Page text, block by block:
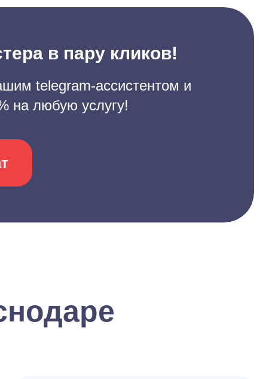
в пару кликов!
telegram-ассистентом и
на любую услугу!